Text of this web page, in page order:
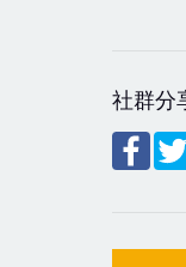
社群分